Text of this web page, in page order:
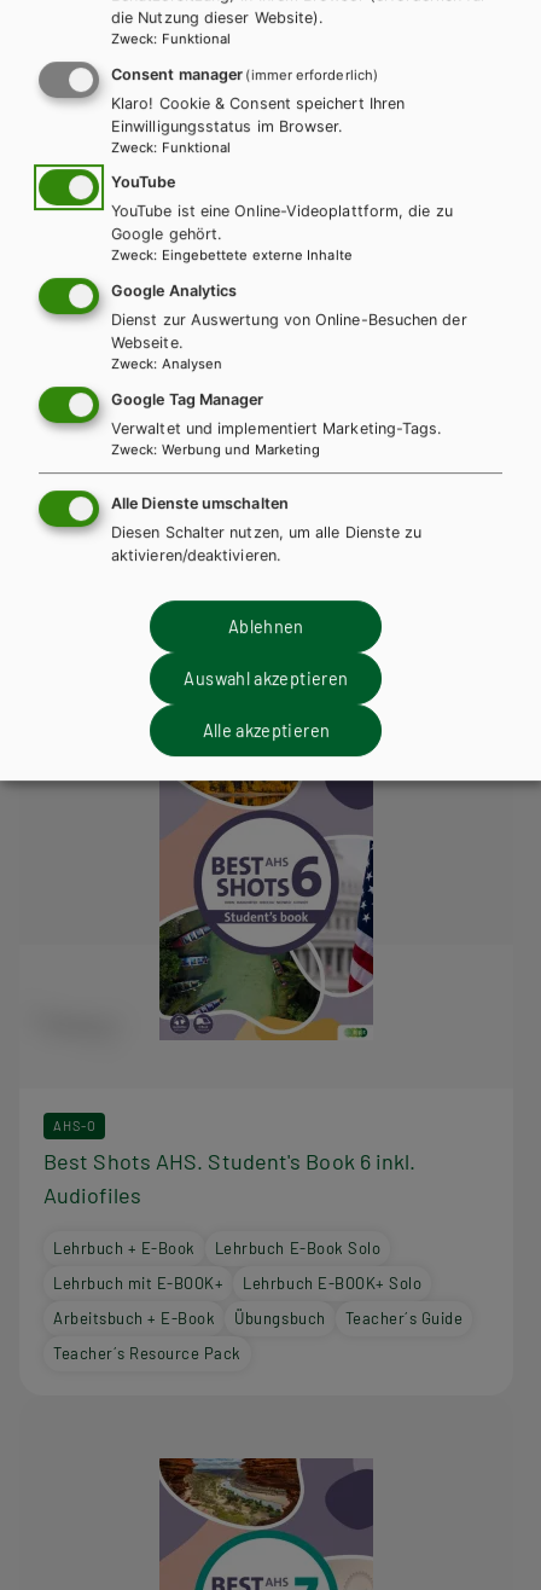
Best Shots AHS. Student's Book 5 inkl.
Audiofiles
Lehrbuch + E-Book
Lehrbuch E-Book Solo
Lehrbuch mit E-BOOK+
Lehrbuch E-BOOK+ Solo
Arbeitsbuch + E-Book
Arbeitsbuch E-Book Solo
Teacher´s Guide
Teacher´s Resource Pack
AHS-O
Best Shots AHS. Student's Book 6 inkl.
Audiofiles
Lehrbuch + E-Book
Lehrbuch E-Book Solo
Lehrbuch mit E-BOOK+
Lehrbuch E-BOOK+ Solo
Arbeitsbuch + E-Book
Übungsbuch
Teacher´s Guide
Teacher´s Resource Pack
die Nutzung dieser Website).
Zweck: Funktional
Consent manager (immer erforderlich)
Klaro! Cookie & Consent speichert Ihren
Einwilligungsstatus im Browser.
Zweck: Funktional
YouTube
YouTube ist eine Online-Videoplattform, die zu
Google gehört.
Zweck: Eingebettete externe Inhalte
Google Analytics
Dienst zur Auswertung von Online-Besuchen der
Webseite.
Zweck: Analysen
Google Tag Manager
Verwaltet und implementiert Marketing-Tags.
Zweck: Werbung und Marketing
Alle Dienste umschalten
Diesen Schalter nutzen, um alle Dienste zu
aktivieren/deaktivieren.
Ablehnen
Auswahl akzeptieren
Alle akzeptieren